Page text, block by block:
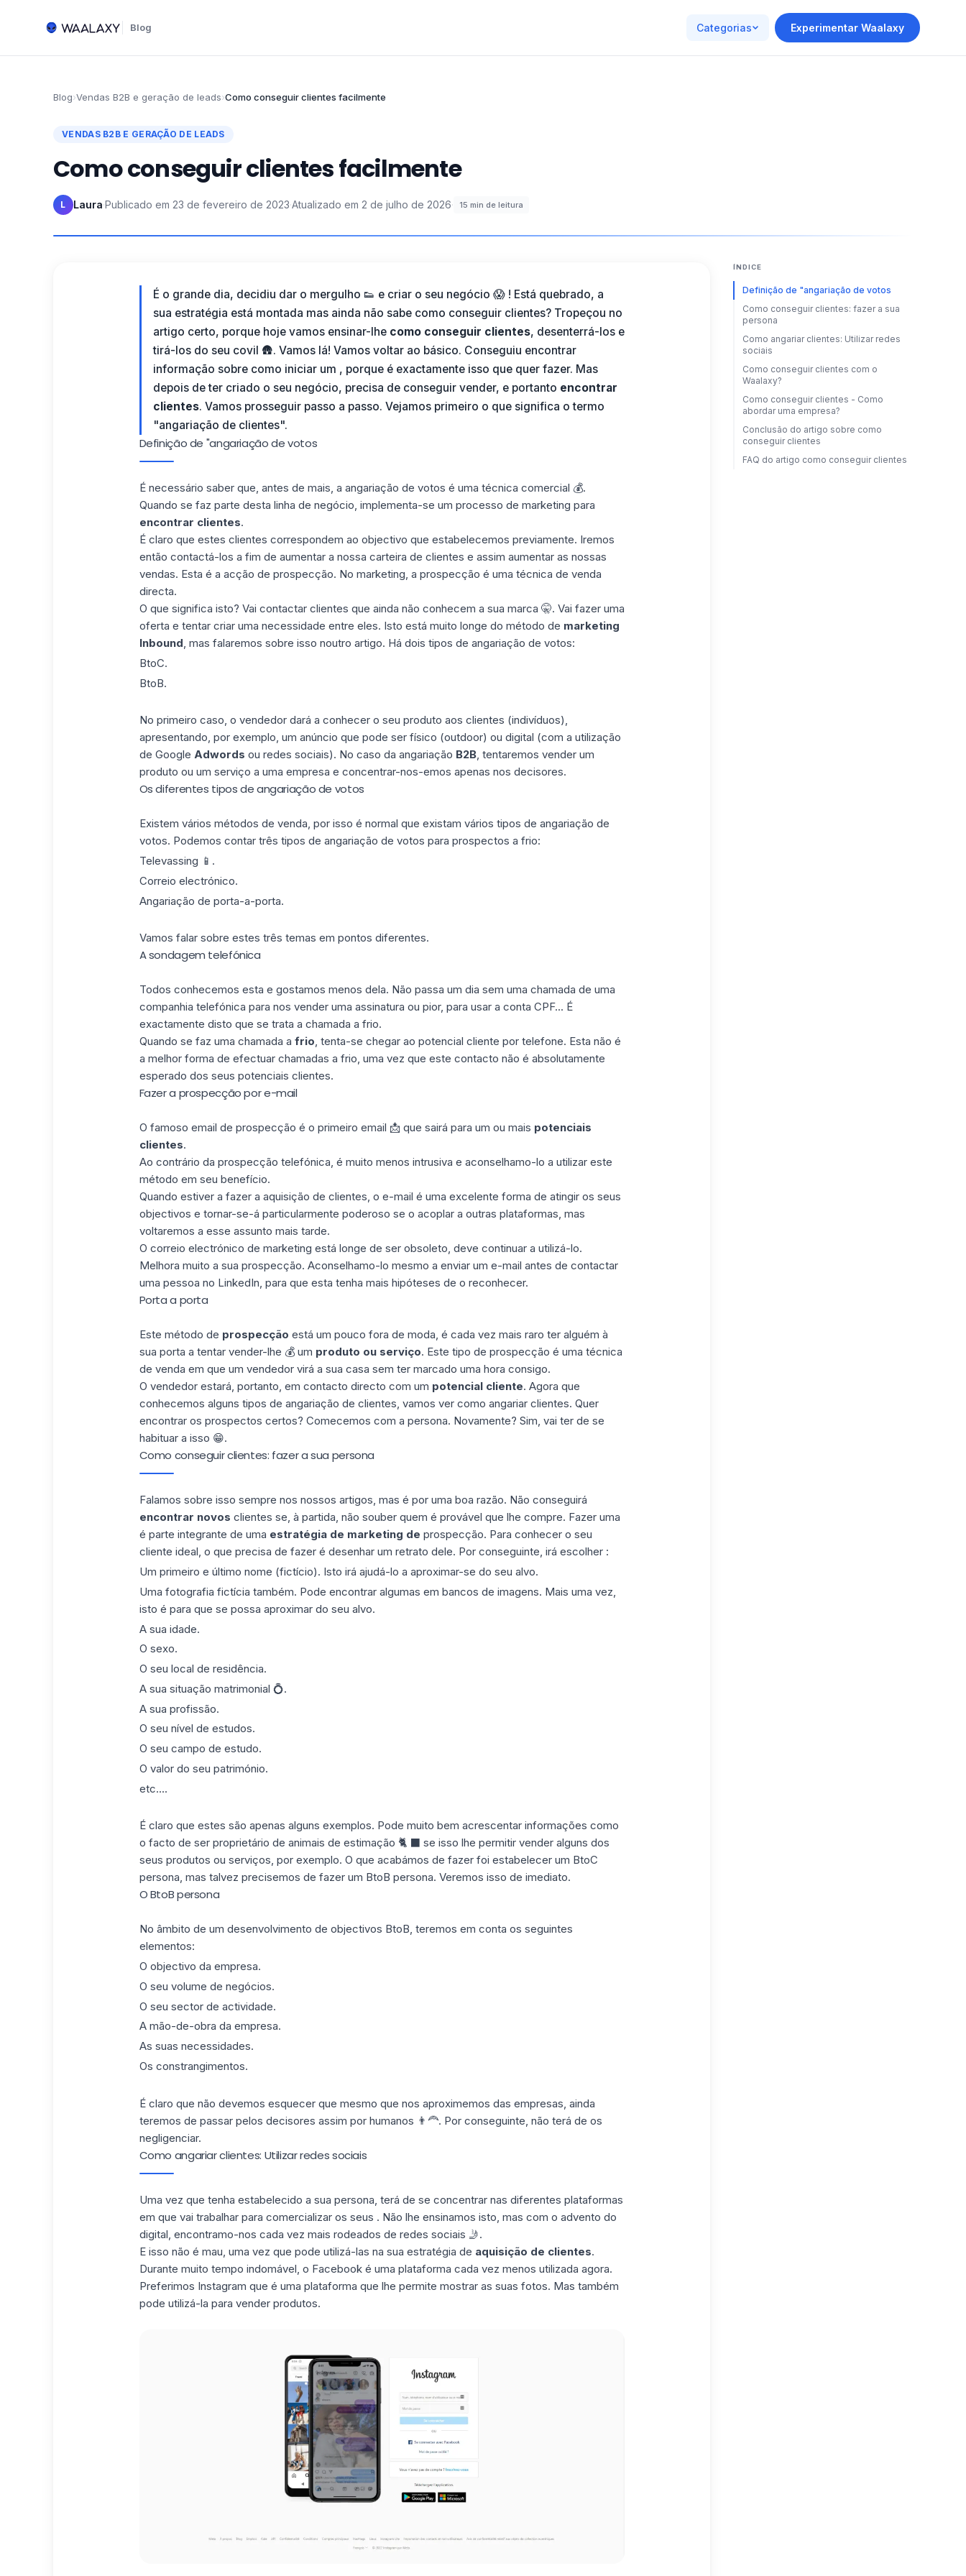
Blog Categorias Experimentar Waalaxy
Blog›Vendas B2B e geração de leads›Como conseguir clientes facilmente
VENDAS B2B E GERAÇÃO DE LEADS
Como conseguir clientes facilmente
L Laura·Publicado em 23 de fevereiro de 2023·Atualizado em 2 de julho de 2026· 15 min de leitura
É o grande dia, decidiu dar o mergulho 👟 e criar o seu negócio 😱 ! Está quebrado, a
sua estratégia está montada mas ainda não sabe como conseguir clientes? Tropeçou no
artigo certo, porque hoje vamos ensinar-lhe como conseguir clientes, desenterrá-los e
tirá-los do seu covil 🛖. Vamos lá! Vamos voltar ao básico. Conseguiu encontrar
informação sobre como iniciar um , porque é exactamente isso que quer fazer. Mas
depois de ter criado o seu negócio, precisa de conseguir vender, e portanto encontrar
clientes. Vamos prosseguir passo a passo. Vejamos primeiro o que significa o termo
"angariação de clientes".
Definição de "angariação de votos
É necessário saber que, antes de mais, a angariação de votos é uma técnica comercial 💰.
Quando se faz parte desta linha de negócio, implementa-se um processo de marketing para
encontrar clientes.
É claro que estes clientes correspondem ao objectivo que estabelecemos previamente. Iremos
então contactá-los a fim de aumentar a nossa carteira de clientes e assim aumentar as nossas
vendas. Esta é a acção de prospecção. No marketing, a prospecção é uma técnica de venda
directa.
O que significa isto? Vai contactar clientes que ainda não conhecem a sua marca 🤫. Vai fazer uma
oferta e tentar criar uma necessidade entre eles. Isto está muito longe do método de marketing
Inbound, mas falaremos sobre isso noutro artigo. Há dois tipos de angariação de votos:
BtoC.
BtoB.
No primeiro caso, o vendedor dará a conhecer o seu produto aos clientes (indivíduos),
apresentando, por exemplo, um anúncio que pode ser físico (outdoor) ou digital (com a utilização
de Google Adwords ou redes sociais). No caso da angariação B2B, tentaremos vender um
produto ou um serviço a uma empresa e concentrar-nos-emos apenas nos decisores.
Os diferentes tipos de angariação de votos
Existem vários métodos de venda, por isso é normal que existam vários tipos de angariação de
votos. Podemos contar três tipos de angariação de votos para prospectos a frio:
Televassing 📱.
Correio electrónico.
Angariação de porta-a-porta.
Vamos falar sobre estes três temas em pontos diferentes.
A sondagem telefónica
Todos conhecemos esta e gostamos menos dela. Não passa um dia sem uma chamada de uma
companhia telefónica para nos vender uma assinatura ou pior, para usar a conta CPF... É
exactamente disto que se trata a chamada a frio.
Quando se faz uma chamada a frio, tenta-se chegar ao potencial cliente por telefone. Esta não é
a melhor forma de efectuar chamadas a frio, uma vez que este contacto não é absolutamente
esperado dos seus potenciais clientes.
Fazer a prospecção por e-mail
O famoso email de prospecção é o primeiro email 📩 que sairá para um ou mais potenciais
clientes.
Ao contrário da prospecção telefónica, é muito menos intrusiva e aconselhamo-lo a utilizar este
método em seu benefício.
Quando estiver a fazer a aquisição de clientes, o e-mail é uma excelente forma de atingir os seus
objectivos e tornar-se-á particularmente poderoso se o acoplar a outras plataformas, mas
voltaremos a esse assunto mais tarde.
O correio electrónico de marketing está longe de ser obsoleto, deve continuar a utilizá-lo.
Melhora muito a sua prospecção. Aconselhamo-lo mesmo a enviar um e-mail antes de contactar
uma pessoa no LinkedIn, para que esta tenha mais hipóteses de o reconhecer.
Porta a porta
Este método de prospecção está um pouco fora de moda, é cada vez mais raro ter alguém à
sua porta a tentar vender-lhe 💰 um produto ou serviço. Este tipo de prospecção é uma técnica
de venda em que um vendedor virá a sua casa sem ter marcado uma hora consigo.
O vendedor estará, portanto, em contacto directo com um potencial cliente. Agora que
conhecemos alguns tipos de angariação de clientes, vamos ver como angariar clientes. Quer
encontrar os prospectos certos? Comecemos com a persona. Novamente? Sim, vai ter de se
habituar a isso 😁.
Como conseguir clientes: fazer a sua persona
Falamos sobre isso sempre nos nossos artigos, mas é por uma boa razão. Não conseguirá
encontrar novos clientes se, à partida, não souber quem é provável que lhe compre. Fazer uma
é parte integrante de uma estratégia de marketing de prospecção. Para conhecer o seu
cliente ideal, o que precisa de fazer é desenhar um retrato dele. Por conseguinte, irá escolher :
Um primeiro e último nome (fictício). Isto irá ajudá-lo a aproximar-se do seu alvo.
Uma fotografia fictícia também. Pode encontrar algumas em bancos de imagens. Mais uma vez,
isto é para que se possa aproximar do seu alvo.
A sua idade.
O sexo.
O seu local de residência.
A sua situação matrimonial 💍.
A sua profissão.
O seu nível de estudos.
O seu campo de estudo.
O valor do seu património.
etc....
É claro que estes são apenas alguns exemplos. Pode muito bem acrescentar informações como
o facto de ser proprietário de animais de estimação 🐈 ⬛ se isso lhe permitir vender alguns dos
seus produtos ou serviços, por exemplo. O que acabámos de fazer foi estabelecer um BtoC
persona, mas talvez precisemos de fazer um BtoB persona. Veremos isso de imediato.
O BtoB persona
No âmbito de um desenvolvimento de objectivos BtoB, teremos em conta os seguintes
elementos:
O objectivo da empresa.
O seu volume de negócios.
O seu sector de actividade.
A mão-de-obra da empresa.
As suas necessidades.
Os constrangimentos.
É claro que não devemos esquecer que mesmo que nos aproximemos das empresas, ainda
teremos de passar pelos decisores assim por humanos 👨🦰. Por conseguinte, não terá de os
negligenciar.
Como angariar clientes: Utilizar redes sociais
Uma vez que tenha estabelecido a sua persona, terá de se concentrar nas diferentes plataformas
em que vai trabalhar para comercializar os seus . Não lhe ensinamos isto, mas com o advento do
digital, encontramo-nos cada vez mais rodeados de redes sociais 🤳.
E isso não é mau, uma vez que pode utilizá-las na sua estratégia de aquisição de clientes.
Durante muito tempo indomável, o Facebook é uma plataforma cada vez menos utilizada agora.
Preferimos Instagram que é uma plataforma que lhe permite mostrar as suas fotos. Mas também
pode utilizá-la para vender produtos.
ÍNDICE
Definição de "angariação de votos
Como conseguir clientes: fazer a sua
persona
Como angariar clientes: Utilizar redes
sociais
Como conseguir clientes com o
Waalaxy?
Como conseguir clientes - Como
abordar uma empresa?
Conclusão do artigo sobre como
conseguir clientes
FAQ do artigo como conseguir clientes